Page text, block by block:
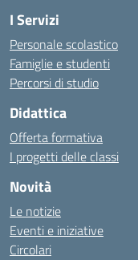
I Servizi
Personale scolastico
Famiglie e studenti
Percorsi di studio
Didattica
Offerta formativa
I progetti delle classi
Novità
Le notizie
Eventi e iniziative
Circolari